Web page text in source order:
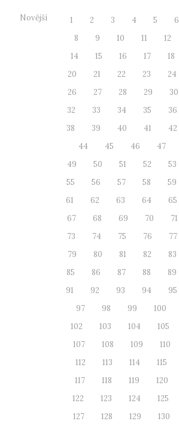
Novější 1 2 3 4 5 6
8
9 10 11 12
14
15 16 17 18
20
21 22 23 24
26
27 28 29 30
32
33 34 35 36
38
39 40 41 42
44
45 46 47
49
50 51 52 53
55
56 57 58 59
61
62 63 64 65
67
68 69 70 71
73
74 75 76 77
79
80 81 82 83
85
86 87 88 89
91
92 93 94 95
97
98 99 100
102
103 104 105
107
108 109 110
112
113 114 115
117
118 119 120
122
123 124 125
127
128 129 130